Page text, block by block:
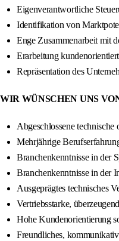
Eigenverantwortliche
Identifikation von
Enge Zusammenarbeit mit
Erarbeitung
Repräsentation des
WIR WÜNSCHEN UNS
Abgeschlossene
Mehrjährige
Branchenkenntnisse in der
Branchenkenntnisse in der
Ausgeprägtes technisches
Vertriebsstarke,
Hohe Kundenorientierung
Freundliches,